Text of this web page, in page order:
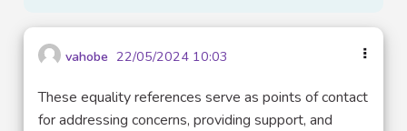
vahobe 22/05/2024 10:03
These equality references serve as points of contact
for addressing concerns, providing support, and